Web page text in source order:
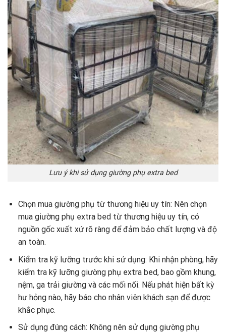
Lưu ý khi sử dụng giường phụ extra bed
Chọn mua giường phụ từ thương hiệu uy tín: Nên chọn
mua giường phụ extra bed từ thương hiệu uy tín, có
nguồn gốc xuất xứ rõ ràng để đảm bảo chất lượng và độ
an toàn.
Kiểm tra kỹ lưỡng trước khi sử dụng: Khi nhận phòng, hãy
kiểm tra kỹ lưỡng giường phụ extra bed, bao gồm khung,
nệm, ga trải giường và các mối nối. Nếu phát hiện bất kỳ
hư hỏng nào, hãy báo cho nhân viên khách sạn để được
khắc phục.
Sử dụng đúng cách: Không nên sử dụng giường phụ